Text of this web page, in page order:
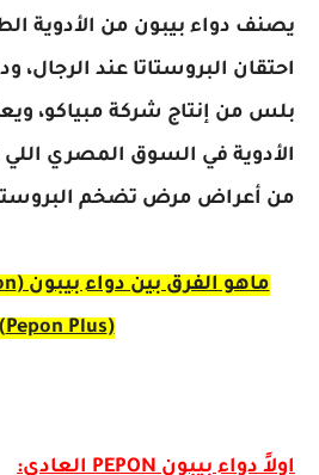
يصنف دواء بيبون من الأدوية
احتقان البروستاتا عند الرجال،
بلس من إنتاج شركة مبياكو،
الأدوية في السوق المصري
من أعراض مرض تضخم
(Pepon Plus)؟
اولاً دواء بيبون PEPON العادي: